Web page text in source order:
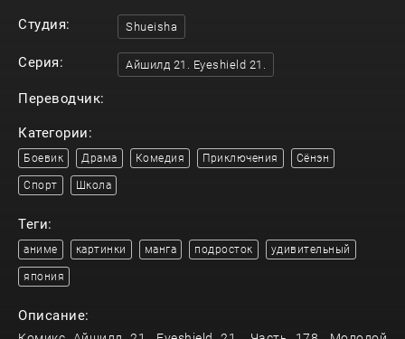
Студия: Shueisha
Серия: Айшилд 21. Eyeshield 21.
Переводчик:
Категории:
Боевик Драма Комедия Приключения Сёнэн
Спорт Школа
Теги:
аниме картинки манга подросток удивительный
япония
Описание: